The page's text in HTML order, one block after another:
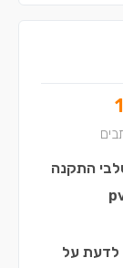
1
התקנה
לדעת על